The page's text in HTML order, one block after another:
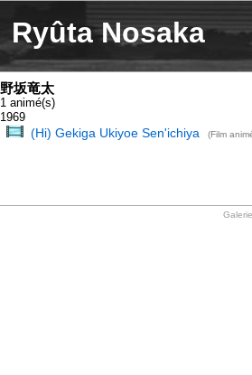
Ryûta Nosaka
野坂竜太
1 animé(s)
1969
(Hi) Gekiga Ukiyoe Sen'ichiya (Film
Galerie